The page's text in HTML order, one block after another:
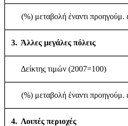
(%) μεταβολή έναντι προηγούμ.
3. Άλλες μεγάλες πόλεις
Δείκτης τιμών (2007=100)
(%) μεταβολή έναντι προηγούμ.
4. Λοιπές περιοχές